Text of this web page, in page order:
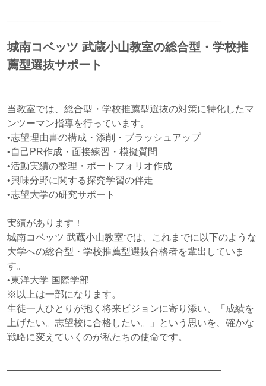
城南コベッツ 武蔵小山教室の総合型・学校推
薦型選抜サポート
当教室では、総合型・学校推薦型選抜の対策に特化したマ
ンツーマン指導を行っています。
•志望理由書の構成・添削・ブラッシュアップ
•自己PR作成・面接練習・模擬質問
•活動実績の整理・ポートフォリオ作成
•興味分野に関する探究学習の伴走
•志望大学の研究サポート
実績があります！
城南コベッツ 武蔵小山教室では、これまでに以下のような
大学への総合型・学校推薦型選抜合格者を輩出していま
す。
•東洋大学 国際学部
※以上は一部になります。
生徒一人ひとりが抱く将来ビジョンに寄り添い、「成績を
上げたい。志望校に合格したい。」という思いを、確かな
戦略に変えていくのが私たちの使命です。